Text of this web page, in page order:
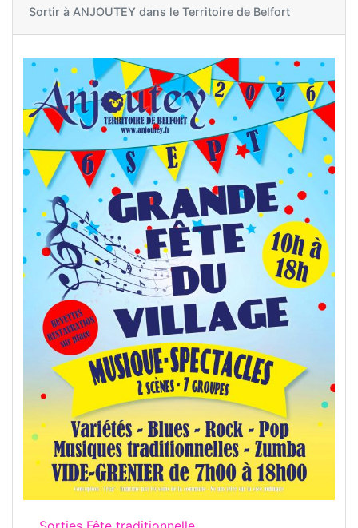
Sortir à ANJOUTEY dans le Territoire de Belfort